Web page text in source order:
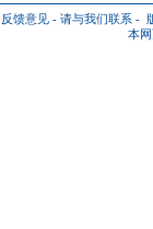
反馈意见 - 请与我们联系 -
本